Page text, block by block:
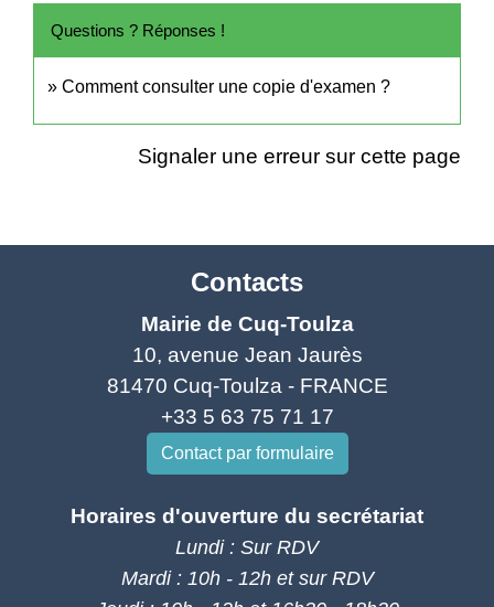
Questions ? Réponses !
Comment consulter une copie d'examen ?
Signaler une erreur sur cette page
Contacts
Mairie de Cuq-Toulza
10, avenue Jean Jaurès
81470 Cuq-Toulza - FRANCE
+33 5 63 75 71 17
Contact par formulaire
Horaires d'ouverture du secrétariat
Lundi : Sur RDV
Mardi : 10h - 12h et sur RDV